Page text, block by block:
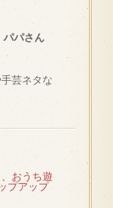
パパさん
芸ネタな
おうち遊
プアップ